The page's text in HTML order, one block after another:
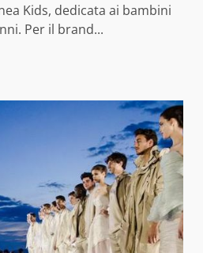
Kids, dedicata ai bambini
Per il brand...